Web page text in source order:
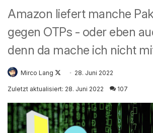
Amazon liefert manche
gegen OTPs - oder eben
denn da mache ich nicht
Mirco Lang
Follow
on
28. Juni 2022
Zuletzt aktualisiert: 28. Juni 2022 107